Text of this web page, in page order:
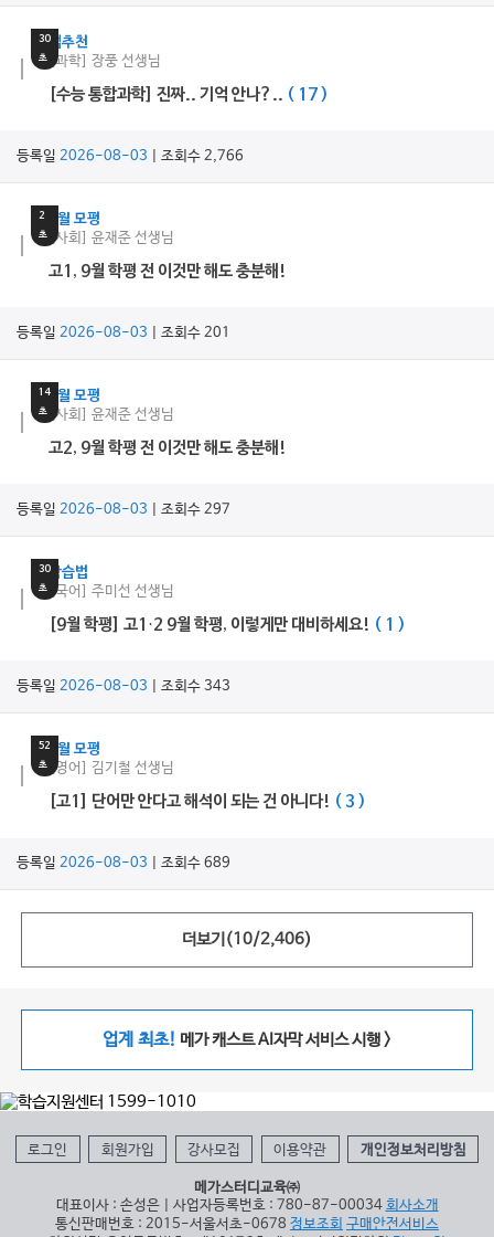
30
초
쌤추천
[과학] 장풍 선생님
[수능 통합과학] 진짜.. 기억 안나?.. ( 17 )
등록일 2026-08-03 | 조회수 2,766
2
초
9월 모평
[사회] 윤재준 선생님
고1, 9월 학평 전 이것만 해도 충분해!
등록일 2026-08-03 | 조회수 201
14
초
9월 모평
[사회] 윤재준 선생님
고2, 9월 학평 전 이것만 해도 충분해!
등록일 2026-08-03 | 조회수 297
30
초
학습법
[국어] 주미선 선생님
[9월 학평] 고1·2 9월 학평, 이렇게만 대비하세요! ( 1 )
등록일 2026-08-03 | 조회수 343
52
초
9월 모평
[영어] 김기철 선생님
[고1] 단어만 안다고 해석이 되는 건 아니다! ( 3 )
등록일 2026-08-03 | 조회수 689
더보기(10/2,406)
업계 최초! 메가 캐스트 AI자막 서비스 시행 >
로그인 회원가입 강사모집 이용약관 개인정보처리방침
메가스터디교육㈜
대표이사 : 손성은 | 사업자등록번호 : 780-87-00034 회사소개
통신판매번호 : 2015-서울서초-0678 정보조회 구매안전서비스